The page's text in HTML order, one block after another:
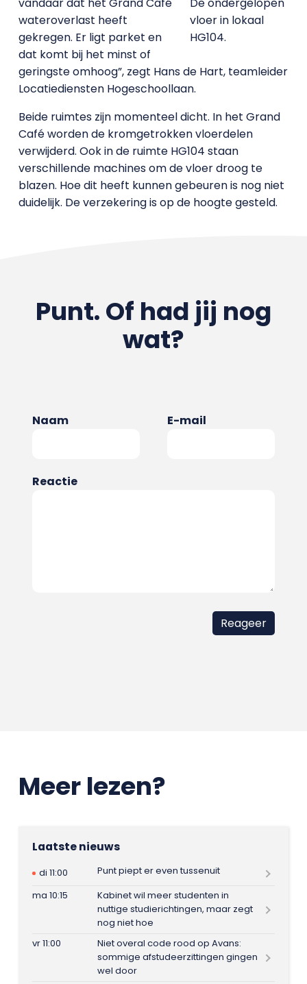
vloer in lokaal
HG104.
wateroverlast heeft
gekregen. Er ligt parket en
dat komt bij het minst of
geringste omhoog”, zegt Hans de Hart, teamleider
Locatiediensten Hogeschoollaan.
Beide ruimtes zijn momenteel dicht. In het Grand
Café worden de kromgetrokken vloerdelen
verwijderd. Ook in de ruimte HG104 staan
verschillende machines om de vloer droog te
blazen. Hoe dit heeft kunnen gebeuren is nog niet
duidelijk. De verzekering is op de hoogte gesteld.
Punt. Of had jij nog
wat?
Naam E-mail
Reactie
Meer lezen?
Laatste nieuws
di 11:00
Punt piept er even tussenuit
ma 10:15
Kabinet wil meer studenten in
nuttige studierichtingen, maar zegt
nog niet hoe
vr 11:00
Niet overal code rood op Avans:
sommige afstudeerzittingen gingen
wel door